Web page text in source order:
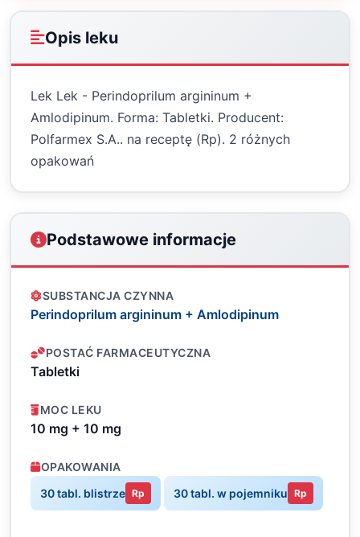
Opis leku
Lek Lek - Perindoprilum argininum +
Amlodipinum. Forma: Tabletki. Producent:
Polfarmex S.A.. na receptę (Rp). 2 różnych
opakowań
Podstawowe informacje
SUBSTANCJA CZYNNA
Perindoprilum argininum + Amlodipinum
POSTAĆ FARMACEUTYCZNA
Tabletki
MOC LEKU
10 mg + 10 mg
OPAKOWANIA
30 tabl. blistrze Rp 30 tabl. w pojemniku Rp